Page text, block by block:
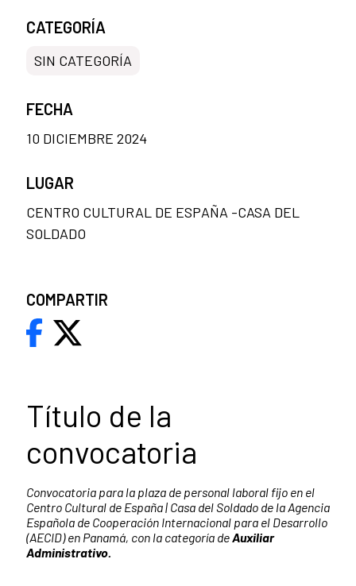
Título de la
convocatoria
Convocatoria para la plaza de personal laboral fijo en el
Centro Cultural de España | Casa del Soldado de la Agencia
Española de Cooperación Internacional para el Desarrollo
(AECID) en Panamá, con la categoría deAuxiliar
Administrativo.
CATEGORÍA
SIN CATEGORÍA
FECHA
10 DICIEMBRE 2024
LUGAR
CENTRO CULTURAL DE ESPAÑA -CASA DEL
SOLDADO
COMPARTIR